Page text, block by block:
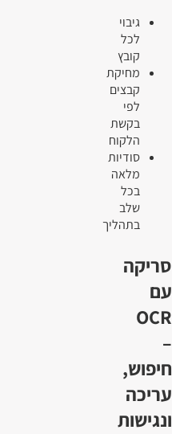
גיבוי
לכל
קובץ
מחיקת
קבצים
לפי
בקשת
הלקוח
סודיות
מלאה
בכל
שלב
בתהליך
סריקה
עם
OCR
–
חיפוש,
עריכה
ונגישות